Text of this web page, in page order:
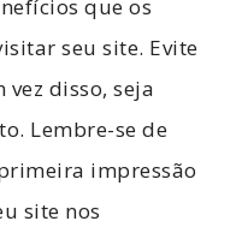
que os
seu site. Evite
vez disso, seja
Lembre-se de
impressão
site nos